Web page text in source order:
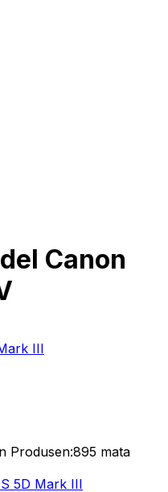
Canon
III
Produsen:895 mata
5D Mark III